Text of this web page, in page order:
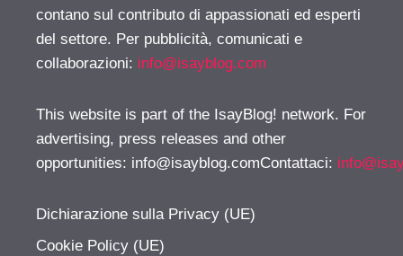
contano sul contributo di appassionati ed esperti
del settore. Per pubblicità, comunicati e
collaborazioni: info@isayblog.com
This website is part of the IsayBlog! network. For
advertising, press releases and other
opportunities: info@isayblog.comContattaci:
Dichiarazione sulla Privacy (UE)
Cookie Policy (UE)